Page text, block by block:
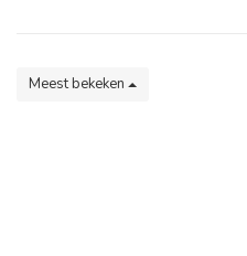
Meest bekeken